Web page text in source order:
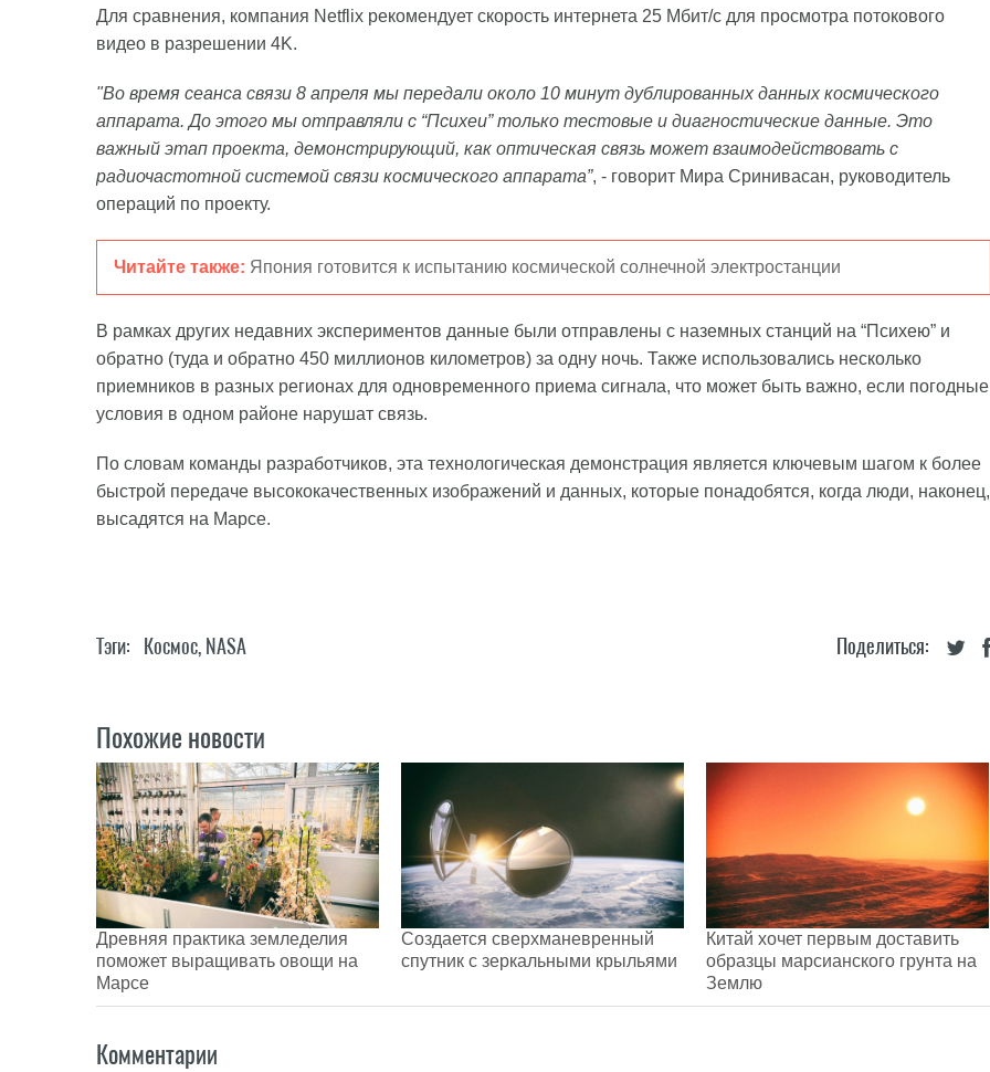
Для сравнения, компания Netflix рекомендует скорость интернета 25 Мбит/с для просмотра потокового
видео в разрешении 4K.
"Во время сеанса связи 8 апреля мы передали около 10 минут дублированных данных космического
аппарата. До этого мы отправляли с “Психеи” только тестовые и диагностические данные. Это
важный этап проекта, демонстрирующий, как оптическая связь может взаимодействовать с
радиочастотной системой связи космического аппарата”, - говорит Мира Сринивасан, руководитель
операций по проекту.
Читайте также: Япония готовится к испытанию космической солнечной электростанции
В рамках других недавних экспериментов данные были отправлены с наземных станций на “Психею” и
обратно (туда и обратно 450 миллионов километров) за одну ночь. Также использовались несколько
приемников в разных регионах для одновременного приема сигнала, что может быть важно, если погодные
условия в одном районе нарушат связь.
По словам команды разработчиков, эта технологическая демонстрация является ключевым шагом к более
быстрой передаче высококачественных изображений и данных, которые понадобятся, когда люди, наконец,
высадятся на Марсе.
Поделиться:
Тэги: Космос, NASA
Похожие новости
Древняя практика земледелия
поможет выращивать овощи на
Марсе
Создается сверхманевренный
спутник с зеркальными крыльями
Китай хочет первым доставить
образцы марсианского грунта на
Землю
Комментарии